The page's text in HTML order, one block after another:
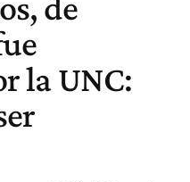
la UNC: